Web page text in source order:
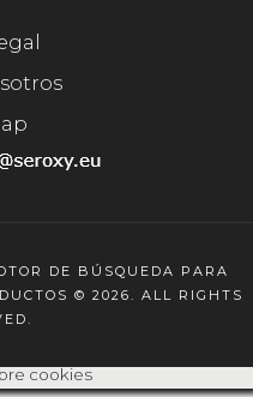
DE BÚSQUEDA PARA
© 2026. ALL RIGHTS
cookies